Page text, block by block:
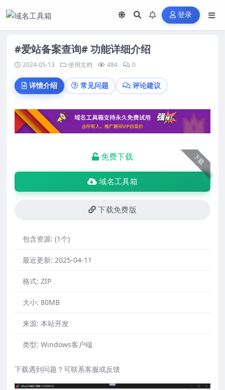
登录
#爱站备案查询# 功能详细介绍
2024-05-13 使用文档 484 0
详情介绍 常见问题 评论建议
下载
免费下载
域名工具箱
下载免费版
包含资源: (1个)
最近更新: 2025-04-11
格式: ZIP
大小: 80MB
来源: 本站开发
类型: Windows客户端
下载遇到问题？可联系客服或反馈